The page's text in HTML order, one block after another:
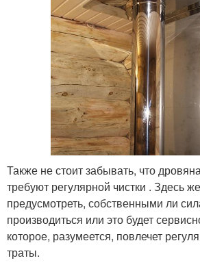
Также не стоит забывать, что
требуют регулярной чистки . Здесь
предусмотреть, собственными ли
производиться или это будет
которое, разумеется, повлечет
траты.